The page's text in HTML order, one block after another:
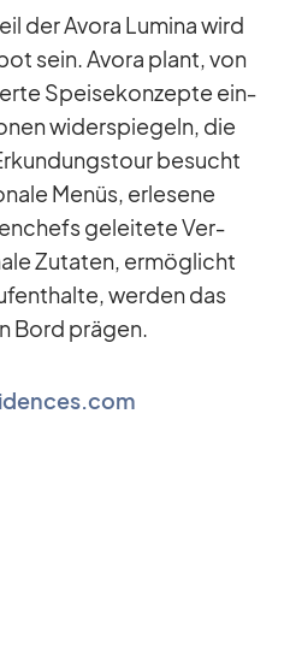
der Avora Lu­mina wird
sein. Avora plant, von
Spei­se­kon­zepte ein­
wi­der­spie­geln, die
be­sucht
Me­nüs, er­le­sene
ge­lei­tete Ver­
Zu­ta­ten, er­mög­licht
wer­den das
Bord prä­gen.